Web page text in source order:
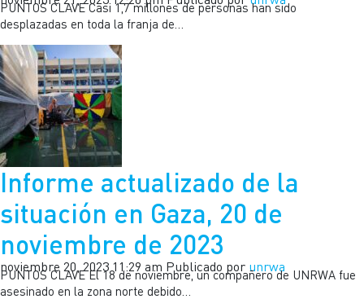
PUNTOS CLAVE Casi 1,7 millones de personas han sido
desplazadas en toda la franja de…
Informe actualizado de la
situación en Gaza, 20 de
noviembre de 2023
noviembre 20, 2023 11:29 am Publicado por unrwa
PUNTOS CLAVE El 18 de noviembre, un compañero de UNRWA fue
asesinado en la zona norte debido…